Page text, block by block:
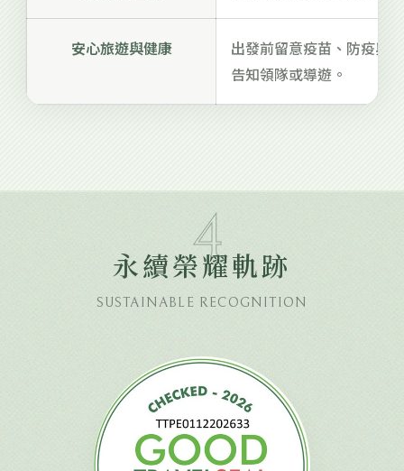
安心旅遊與健康
出發前留意疫苗、防疫與
告知領隊或導遊。
4
永續榮耀軌跡
SUSTAINABLE RECOGNITION